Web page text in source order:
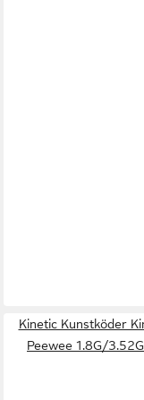
Kinetic Kunstköder
Peewee 1.8G/